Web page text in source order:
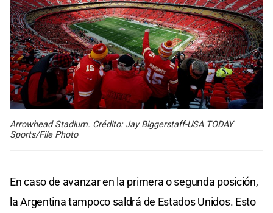
Arrowhead Stadium. Crédito: Jay Biggerstaff-USA TODAY
Sports/File Photo
En caso de avanzar en la primera o segunda posición,
la Argentina tampoco saldrá de Estados Unidos. Esto